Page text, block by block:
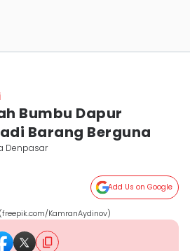
Bumbu Dapur
Barang Berguna
Denpasar
Add Us on Google
KamranAydinov)